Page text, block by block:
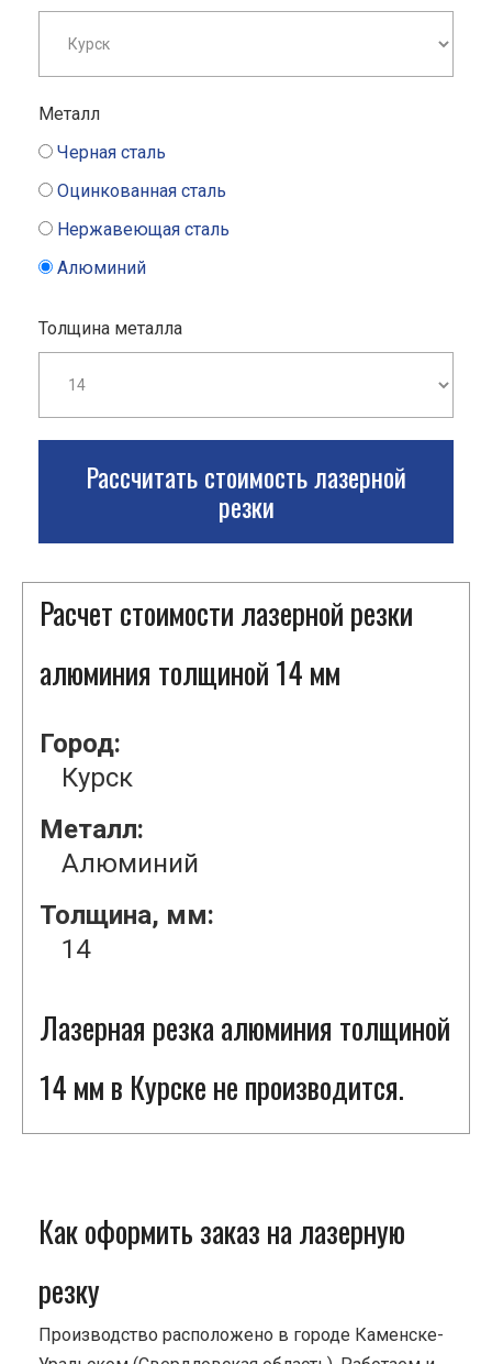
Металл
Черная сталь
Оцинкованная сталь
Нержавеющая сталь
Алюминий
Толщина металла
Рассчитать стоимость лазерной
резки
Расчет стоимости лазерной резки
алюминия толщиной 14 мм
Город:
Курск
Металл:
Алюминий
Толщина, мм:
14
Лазерная резка алюминия толщиной
14 мм в Курске не производится.
Как оформить заказ на лазерную
резку
Производство расположено в городе Каменске-